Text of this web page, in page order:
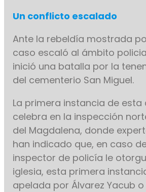
Un conflicto escalado
Ante la rebeldía mostrada
caso escaló al ámbito
inició una batalla por la
del cementerio San Miguel.
La primera instancia de esta
celebra en la inspección
del Magdalena, donde
han indicado que, en caso
inspector de policía le
iglesia, esta primera
apelada por Álvarez Yacub